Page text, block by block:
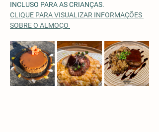
INCLUSO PARA AS CRIANÇAS.
CLIQUE PARA VISUALIZAR INFORMAÇÕES
SOBRE O ALMOÇO